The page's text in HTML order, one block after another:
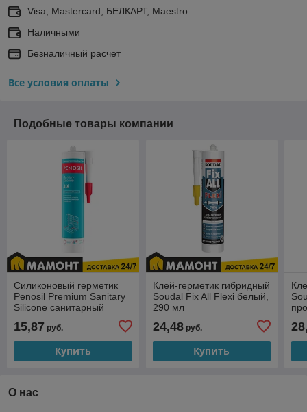
Visa, Mastercard, БЕЛКАРТ, Maestro
Наличными
Безналичный расчет
Все условия оплаты
Подобные товары компании
Силиконовый герметик
Penosil Premium Sanitary
Silicone санитарный
15,87 руб.
Купить
Клей-герметик гибридный
Soudal Fix All Flexi белый,
290 мл
24,48руб.
Купить
О нас